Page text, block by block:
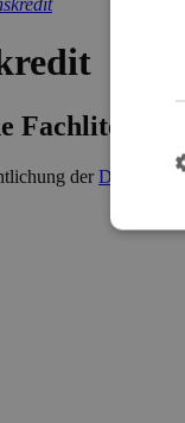
Fachliteratur
der